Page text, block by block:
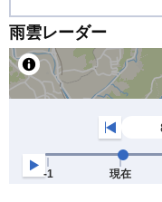
雨雲レーダー